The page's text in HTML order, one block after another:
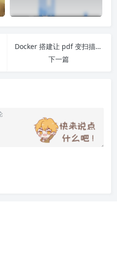
Docker 搭建让 pdf 变扫描版的程序
下一篇